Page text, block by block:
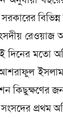
রেওয়াজ
দিনের মতো
ইসলাম
কিছুক্ষণের
প্রথম